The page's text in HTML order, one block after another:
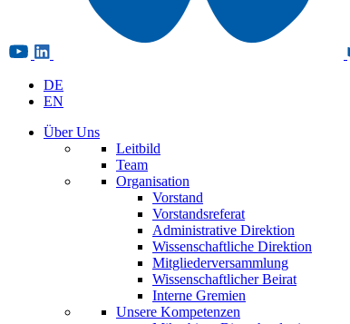
DE
EN
Über Uns
Leitbild
Team
Organisation
Vorstand
Vorstandsreferat
Administrative Direktion
Wissenschaftliche Direktion
Mitgliederversammlung
Wissenschaftlicher Beirat
Interne Gremien
Unsere Kompetenzen